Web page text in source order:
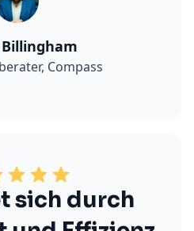
Compass
sich durch